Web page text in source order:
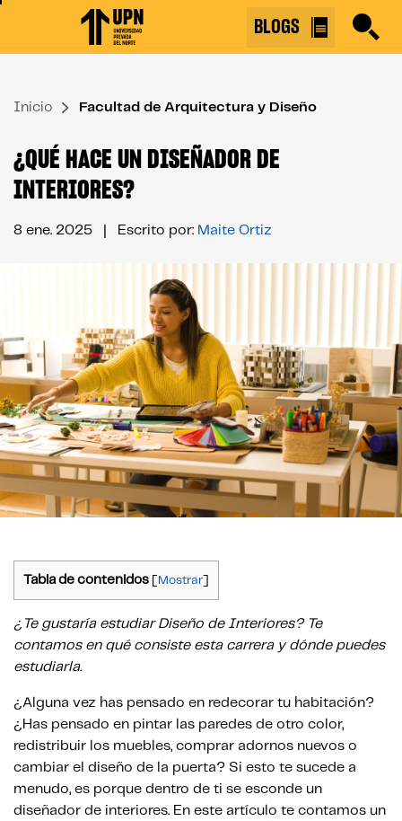
↷
BLOGS
Inicio Facultad de Arquitectura y Diseño
¿QUÉ HACE UN DISEÑADOR DE
INTERIORES?
8 ene. 2025 | Escrito por: Maite Ortiz
Tabla de contenidos Mostrar
¿Te gustaría estudiar Diseño de Interiores? Te
contamos en qué consiste esta carrera y dónde puedes
estudiarla.
¿Alguna vez has pensado en redecorar tu habitación?
¿Has pensado en pintar las paredes de otro color,
redistribuir los muebles, comprar adornos nuevos o
cambiar el diseño de la puerta? Si esto te sucede a
menudo, es porque dentro de ti se esconde un
diseñador de interiores. En este artículo te contamos un